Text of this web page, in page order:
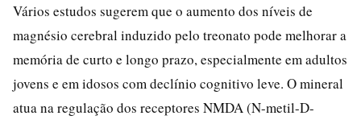
Vários estudos sugerem que o aumento dos níveis de
magnésio cerebral induzido pelo treonato pode melhorar a
memória de curto e longo prazo, especialmente em adultos
jovens e em idosos com declínio cognitivo leve. O mineral
atua na regulação dos receptores NMDA (N-metil-D-